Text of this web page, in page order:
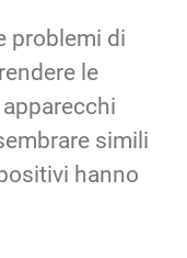
problemi di
le
simili
hanno